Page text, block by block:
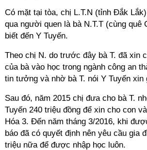
Có mặt tại tòa, chị L.T.N (tỉnh Đắk
qua người quen là bà N.T.T (cùng quê
biết đến Y Tuyến.
Theo chị N. do trước đây bà T. đã xin
của bà vào học trong ngành công an
tin tưởng và nhờ bà T. nói Y Tuyến xin
Sau đó, năm 2015 chị đưa cho bà T.
Tuyến 240 triệu đồng để xin cho con
Hóa 3. Đến năm tháng 3/2016, khi
báo đã có quyết định nên yêu cầu gia
triệu nữa để được nhập học luôn.